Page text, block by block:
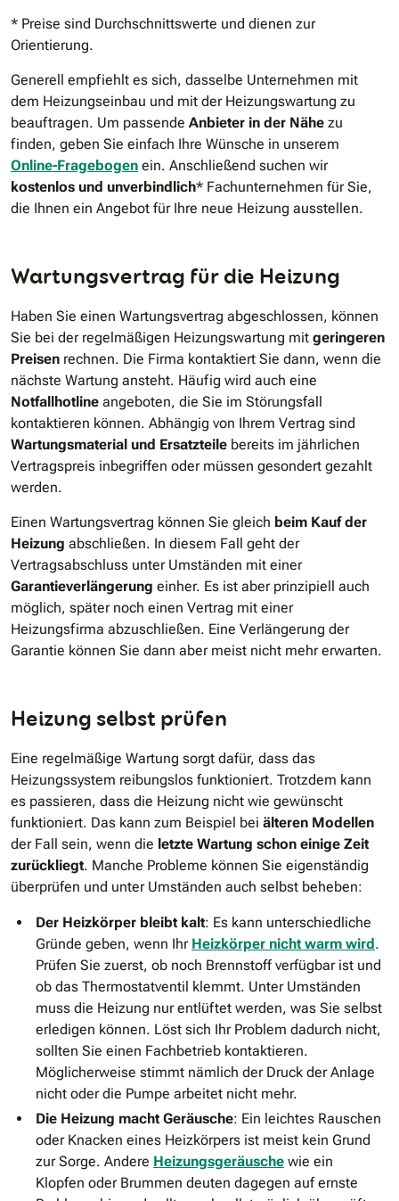
* Preise sind Durchschnittswerte und dienen zur
Orientierung.
Generell empfiehlt es sich, dasselbe Unternehmen mit
dem Heizungseinbau und mit der Heizungswartung zu
beauftragen. Um passende Anbieter in der Nähe zu
finden, geben Sie einfach Ihre Wünsche in unserem
Online-Fragebogen ein. Anschließend suchen wir
kostenlos und unverbindlich* Fachunternehmen für Sie,
die Ihnen ein Angebot für Ihre neue Heizung ausstellen.
Wartungsvertrag für die Heizung
Haben Sie einen Wartungsvertrag abgeschlossen, können
Sie bei der regelmäßigen Heizungswartung mit geringeren
Preisen rechnen. Die Firma kontaktiert Sie dann, wenn die
nächste Wartung ansteht. Häufig wird auch eine
Notfallhotline angeboten, die Sie im Störungsfall
kontaktieren können. Abhängig von Ihrem Vertrag sind
Wartungsmaterial und Ersatzteile bereits im jährlichen
Vertragspreis inbegriffen oder müssen gesondert gezahlt
werden.
Einen Wartungsvertrag können Sie gleich beim Kauf der
Heizung abschließen. In diesem Fall geht der
Vertragsabschluss unter Umständen mit einer
Garantieverlängerung einher. Es ist aber prinzipiell auch
möglich, später noch einen Vertrag mit einer
Heizungsfirma abzuschließen. Eine Verlängerung der
Garantie können Sie dann aber meist nicht mehr erwarten.
Heizung selbst prüfen
Eine regelmäßige Wartung sorgt dafür, dass das
Heizungssystem reibungslos funktioniert. Trotzdem kann
es passieren, dass die Heizung nicht wie gewünscht
funktioniert. Das kann zum Beispiel bei älteren Modellen
der Fall sein, wenn die letzte Wartung schon einige Zeit
zurückliegt. Manche Probleme können Sie eigenständig
überprüfen und unter Umständen auch selbst beheben:
Der Heizkörper bleibt kalt: Es kann unterschiedliche
Gründe geben, wenn Ihr Heizkörper nicht warm wird.
Prüfen Sie zuerst, ob noch Brennstoff verfügbar ist und
ob das Thermostatventil klemmt. Unter Umständen
muss die Heizung nur entlüftet werden, was Sie selbst
erledigen können. Löst sich Ihr Problem dadurch nicht,
sollten Sie einen Fachbetrieb kontaktieren.
Möglicherweise stimmt nämlich der Druck der Anlage
nicht oder die Pumpe arbeitet nicht mehr.
Die Heizung macht Geräusche: Ein leichtes Rauschen
oder Knacken eines Heizkörpers ist meist kein Grund
zur Sorge. Andere Heizungsgeräusche wie ein
Klopfen oder Brummen deuten dagegen auf ernste